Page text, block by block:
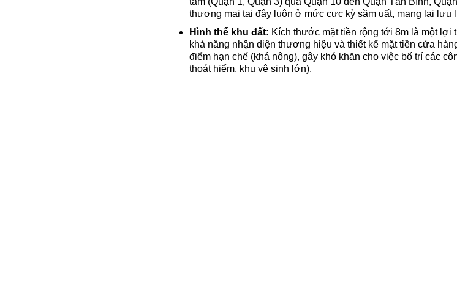
thương mại tại đây luôn ở mức cực kỳ sầm uất, mang lại lưu
Hình thể khu đất: Kích thước mặt tiền rộng tới 8m là một lợi
khả năng nhận diện thương hiệu và thiết kế mặt tiền cửa
điểm hạn chế (khá nông), gây khó khăn cho việc bố trí các
thoát hiểm, khu vệ sinh lớn).